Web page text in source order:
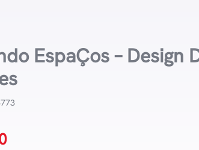
EspaÇos – Design